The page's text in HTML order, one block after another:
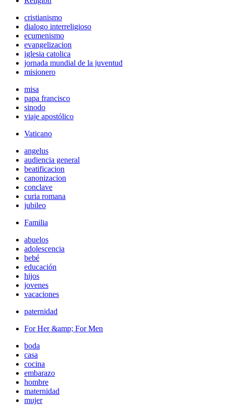
cristianismo
dialogo interreligioso
ecumenismo
evangelizacion
iglesia catolica
jornada mundial de la juventud
misionero
misa
papa francisco
sinodo
viaje apostólico
Vaticano
angelus
audiencia general
beatificacion
canonizacion
conclave
curia romana
jubileo
Familia
abuelos
adolescencia
bebé
educación
hijos
jovenes
vacaciones
paternidad
For Her &amp; For Men
boda
casa
cocina
embarazo
hombre
maternidad
mujer